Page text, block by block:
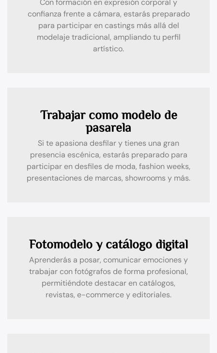
Con formación en expresión corporal y
confianza frente a cámara, estarás preparado
para participar en castings más allá del
modelaje tradicional, ampliando tu perfil
artístico.
Trabajar como modelo de
pasarela
Si te apasiona desfilar y tienes una gran
presencia escénica, estarás preparado para
participar en desfiles de moda, fashion weeks,
presentaciones de marcas, showrooms y más.
Fotomodelo y catálogo digital
Aprenderás a posar, comunicar emociones y
trabajar con fotógrafos de forma profesional,
permitiéndote destacar en catálogos,
revistas, e-commerce y editoriales.